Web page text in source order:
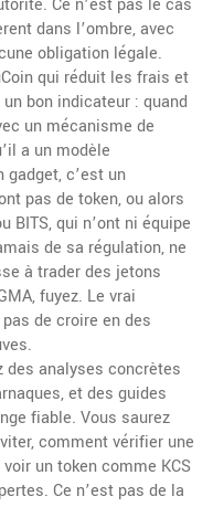
Ce n’est pas le cas
dans l’ombre, avec
obligation légale.
qui réduit les frais et
bon indicateur : quand
un mécanisme de
a un modèle
gadget, c’est un
pas de token, ou alors
BITS, qui n’ont ni équipe
de sa régulation, ne
à trader des jetons
fuyez. Le vrai
de croire en des
des analyses concrètes
et des guides
fiable. Vous saurez
comment vérifier une
un token comme KCS
Ce n’est pas de la